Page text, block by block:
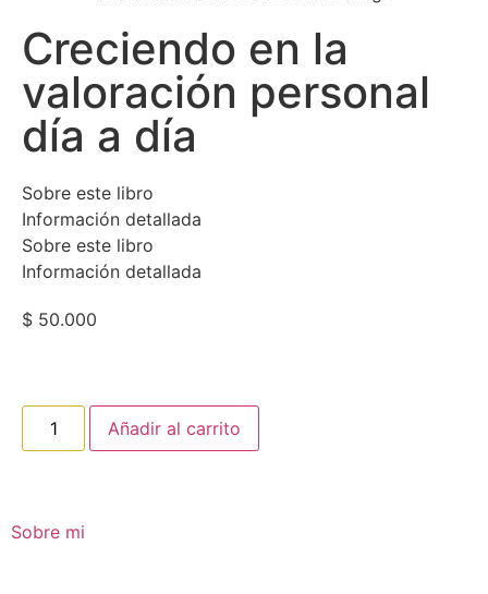
Creciendo en la
valoración personal
día a día
Sobre este libro
Información detallada
Sobre este libro
Información detallada
$ 50.000
Añadir al carrito
Sobre mi